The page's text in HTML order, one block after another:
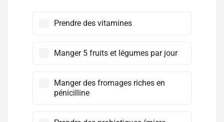
Prendre des vitamines
Manger 5 fruits et légumes par jour
Manger des fromages riches en
pénicilline